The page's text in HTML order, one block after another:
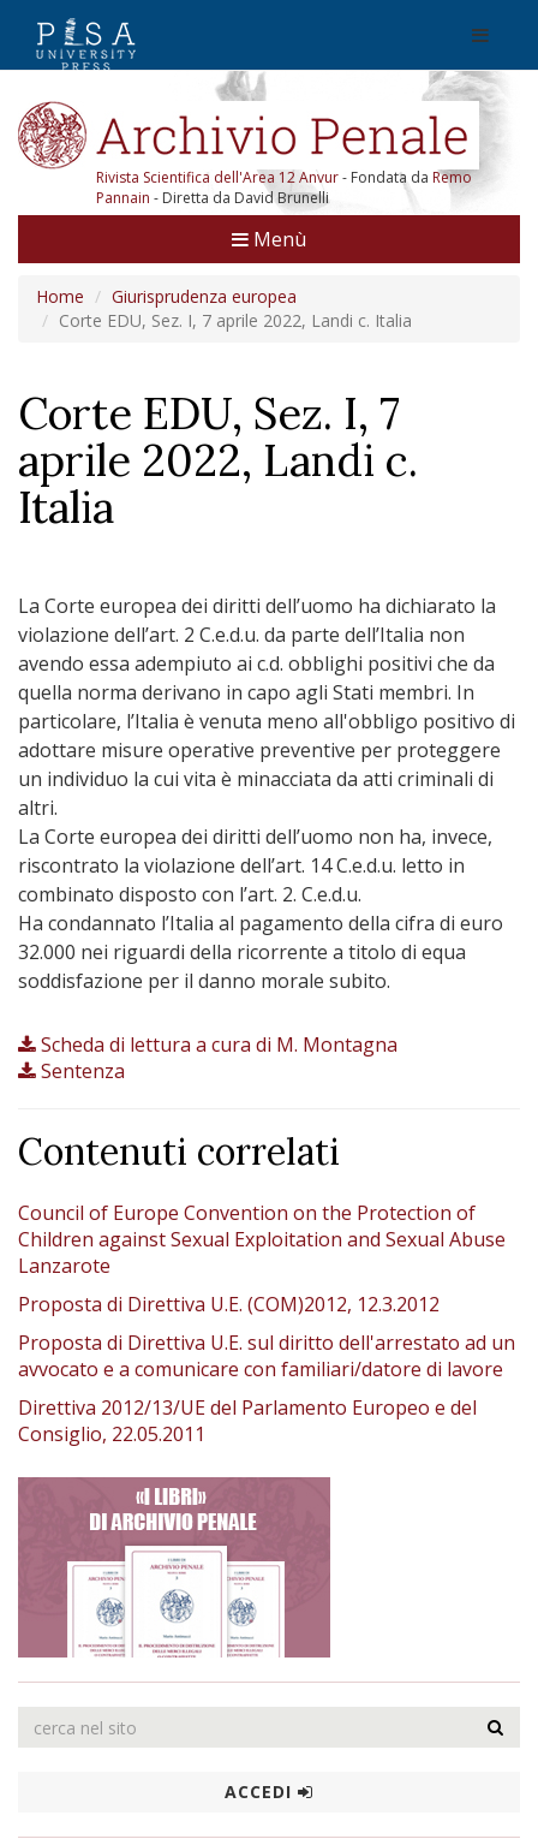
Rivista Scientifica dell'Area 12 Anvur- Fondata da Remo
Pannain - Diretta da David Brunelli
Menù
Home
Giurisprudenza europea
Corte EDU, Sez. I, 7 aprile 2022, Landi c. Italia
Corte EDU, Sez. I, 7
aprile 2022, Landi c.
Italia
La Corte europea dei diritti dell’uomo ha dichiarato la
violazione dell’art. 2 C.e.d.u. da parte dell’Italia non
avendo essa adempiuto ai c.d. obblighi positivi che da
quella norma derivano in capo agli Stati membri. In
particolare, l’Italia è venuta meno all'obbligo positivo di
adottare misure operative preventive per proteggere
un individuo la cui vita è minacciata da atti criminali di
altri.
La Corte europea dei diritti dell’uomo non ha, invece,
riscontrato la violazione dell’art. 14 C.e.d.u. letto in
combinato disposto con l’art. 2. C.e.d.u.
Ha condannato l’Italia al pagamento della cifra di euro
32.000 nei riguardi della ricorrente a titolo di equa
soddisfazione per il danno morale subito.
Scheda di lettura a cura di M. Montagna
Sentenza
Contenuti correlati
Council of Europe Convention on the Protection of
Children against Sexual Exploitation and Sexual Abuse
Lanzarote
Proposta di Direttiva U.E. (COM)2012, 12.3.2012
Proposta di Direttiva U.E. sul diritto dell'arrestato ad un
avvocato e a comunicare con familiari/datore di lavore
Direttiva 2012/13/UE del Parlamento Europeo e del
Consiglio, 22.05.2011
ACCEDI